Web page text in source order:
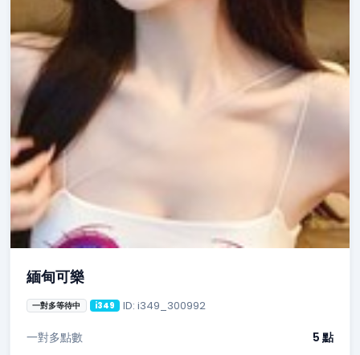
緬甸可樂
一對多等待中 i349 ID: i349_300992
一對多點數
5 點